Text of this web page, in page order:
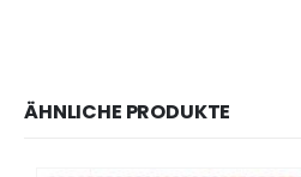
ÄHNLICHE PRODUKTE